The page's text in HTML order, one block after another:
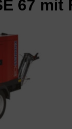
67